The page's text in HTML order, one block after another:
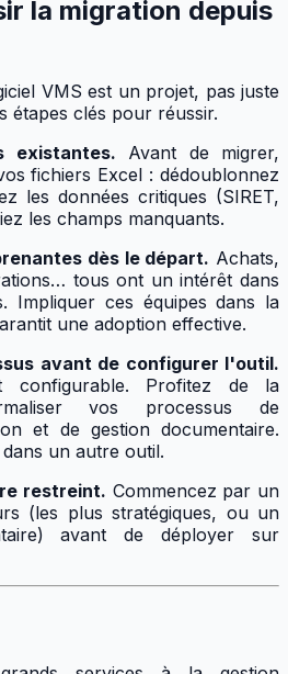
la migration depuis
VMS est un projet, pas juste
étapes clés pour réussir.
existantes. Avant de migrer,
fichiers Excel : dédoublonnez
les données critiques (SIRET,
les champs manquants.
dès le départ. Achats,
tous ont un intérêt dans
Impliquer ces équipes dans la
une adoption effective.
avant de configurer l'outil.
configurable. Profitez de la
vos processus de
et de gestion documentaire.
un autre outil.
restreint. Commencez par un
(les plus stratégiques, ou un
avant de déployer sur